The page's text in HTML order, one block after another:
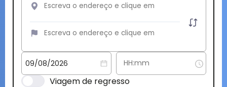
Viagem de regresso